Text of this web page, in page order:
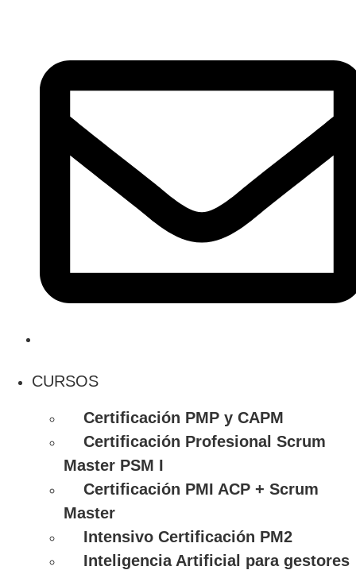
CURSOS
Certificación PMP y CAPM
Certificación Profesional Scrum
Master PSM I
Certificación PMI ACP + Scrum
Master
Intensivo Certificación PM2
Inteligencia Artificial para gestores